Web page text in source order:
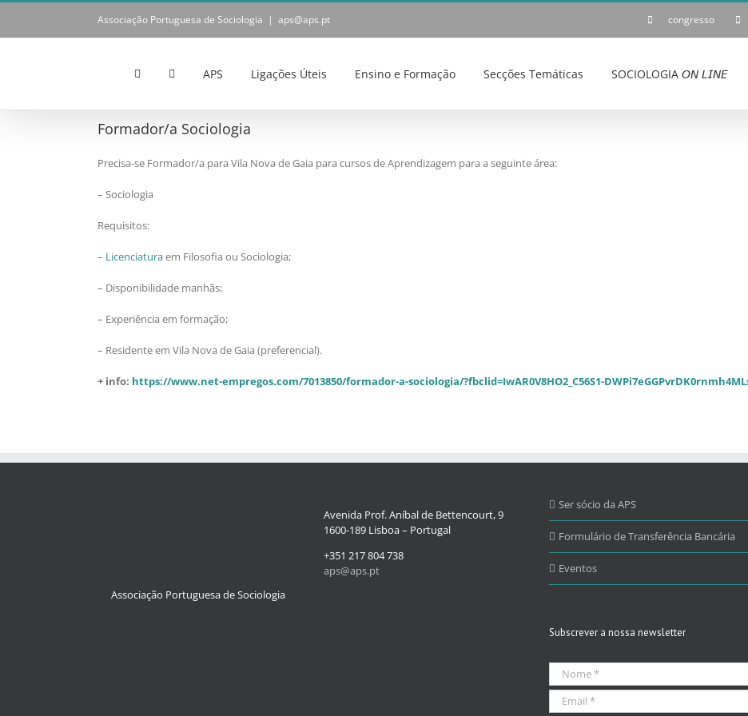
Skip
content
Associação Portuguesa de Sociologia | aps@aps.pt congresso
APS Ligações Úteis Ensino e Formação Secções Temáticas SOCIOLOGIA 𝘖𝘕 𝘓𝘐𝘕𝘌
Formador/a Sociologia
Precisa-se Formador/a para Vila Nova de Gaia para cursos de Aprendizagem para a seguinte área:
– Sociologia
Requisitos:
– Licenciaturaem Filosofia ou Sociologia;
– Disponibilidade manhãs;
– Experiência em formação;
– Residente em Vila Nova de Gaia (preferencial).
+ info: https://www.net-empregos.com/7013850/formador-a-sociologia/?fbclid=IwAR0V8HO2_C56S1-
Associação Portuguesa de Sociologia
Avenida Prof. Aníbal de Bettencourt, 9
1600-189 Lisboa – Portugal
+351 217 804 738
aps@aps.pt
Ser sócio da APS
Formulário de Transferência Bancária
Eventos
Subscrever a nossa newsletter